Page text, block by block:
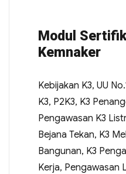
Modul
Kemnaker
Kebijakan K3, UU
K3, P2K3, K3
Pengawasan K3
Bejana Tekan, K3
Bangunan, K3
Kerja, Pengawasan